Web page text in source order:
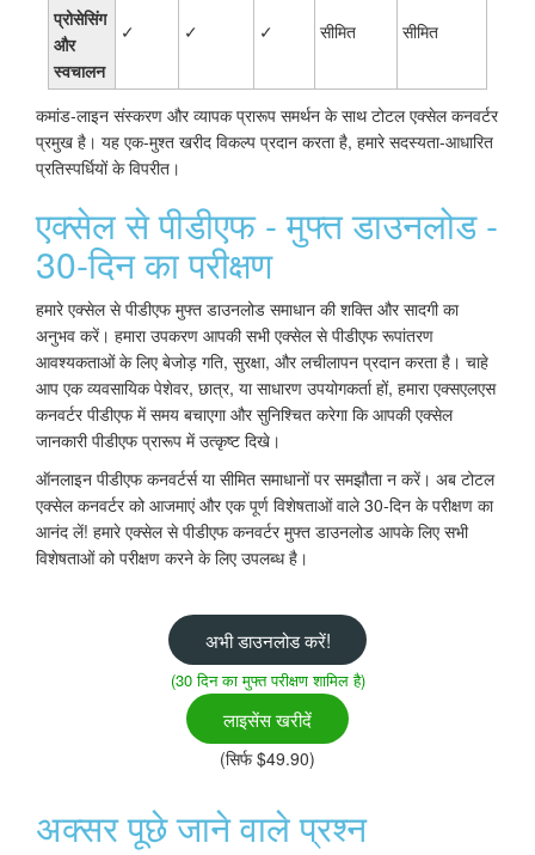
प्रोसेसिंग
और
स्वचालन
✓ ✓ ✓ सीमित सीमित
कमांड-लाइन संस्करण और व्यापक प्रारूप समर्थन के साथ टोटल एक्सेल कनवर्टर
प्रमुख है। यह एक-मुश्त खरीद विकल्प प्रदान करता है, हमारे सदस्यता-आधारित
प्रतिस्पर्धियों के विपरीत।
एक्सेल से पीडीएफ - मुफ्त डाउनलोड -
30-दिन का परीक्षण
हमारे एक्सेल से पीडीएफ मुफ्त डाउनलोड समाधान की शक्ति और सादगी का
अनुभव करें। हमारा उपकरण आपकी सभी एक्सेल से पीडीएफ रूपांतरण
आवश्यकताओं के लिए बेजोड़ गति, सुरक्षा, और लचीलापन प्रदान करता है। चाहे
आप एक व्यवसायिक पेशेवर, छात्र, या साधारण उपयोगकर्ता हों, हमारा एक्सएलएस
कनवर्टर पीडीएफ में समय बचाएगा और सुनिश्चित करेगा कि आपकी एक्सेल
जानकारी पीडीएफ प्रारूप में उत्कृष्ट दिखे।
ऑनलाइन पीडीएफ कनवर्टर्स या सीमित समाधानों पर समझौता न करें। अब टोटल
एक्सेल कनवर्टर को आजमाएं और एक पूर्ण विशेषताओं वाले 30-दिन के परीक्षण का
आनंद लें! हमारे एक्सेल से पीडीएफ कनवर्टर मुफ्त डाउनलोड आपके लिए सभी
विशेषताओं को परीक्षण करने के लिए उपलब्ध है।
अभी डाउनलोड करें!
(30 दिन का मुफ्त परीक्षण शामिल है)
लाइसेंस खरीदें
(सिर्फ $49.90)
अक्सर पूछे जाने वाले प्रश्न